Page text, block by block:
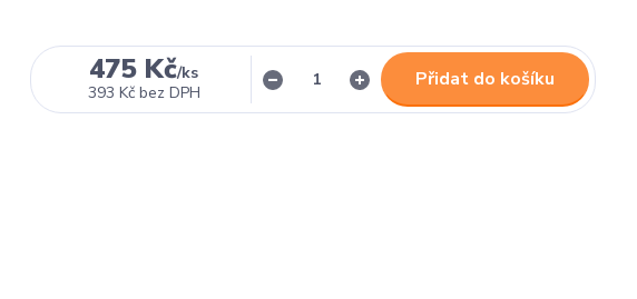
475 Kč/ks
393 Kč bez DPH
Přidat do košíku